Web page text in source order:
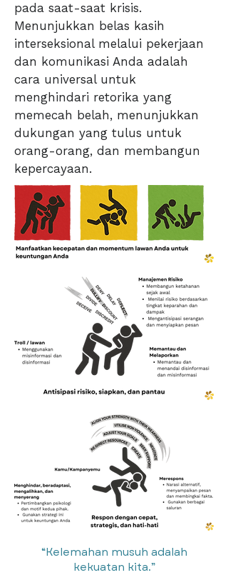
pada saat-saat krisis.
Menunjukkan belas kasih
interseksional melalui pekerjaan
dan komunikasi Anda adalah
cara universal untuk
menghindari retorika yang
memecah belah, menunjukkan
dukungan yang tulus untuk
orang-orang, dan membangun
kepercayaan.
“Kelemahan musuh adalah
kekuatan kita.”